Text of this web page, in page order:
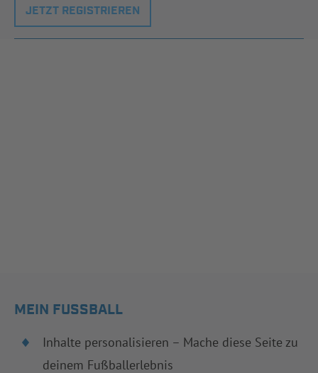
JETZT REGISTRIEREN
MEIN FUSSBALL
Inhalte personalisieren – Mache diese Seite zu
deinem Fußballerlebnis